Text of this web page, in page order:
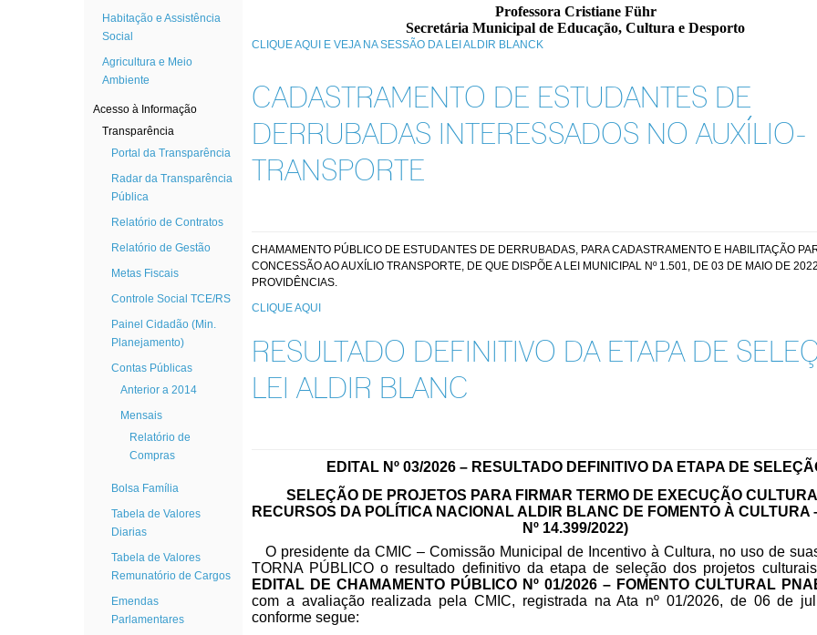
Habitação e Assistência
Social
Agricultura e Meio
Ambiente
Acesso à Informação
Transparência
Portal da Transparência
Radar da Transparência
Pública
Relatório de Contratos
Relatório de Gestão
Metas Fiscais
Controle Social TCE/RS
Painel Cidadão (Min.
Planejamento)
Contas Públicas
Anterior a 2014
Mensais
Relatório de
Compras
Bolsa Família
Tabela de Valores
Diarias
Tabela de Valores
Remunatório de Cargos
Emendas
Parlamentares
Professora Cristiane Führ
Secretária Municipal de Educação, Cultura e Desporto
CLIQUE AQUI E VEJA NA SESSÃO DA LEI ALDIR BLANCK
CADASTRAMENTO DE ESTUDANTES DE
DERRUBADAS INTERESSADOS NO AUXÍLIO-
TRANSPORTE
CHAMAMENTO PÚBLICO DE ESTUDANTES DE DERRUBADAS, PARA CADASTRAMENTO E HABILITAÇÃO
CONCESSÃO AO AUXÍLIO TRANSPORTE, DE QUE DISPÕE A LEI MUNICIPAL Nº 1.501, DE 03 DE MAIO DE
PROVIDÊNCIAS.
CLIQUE AQUI
RESULTADO DEFINITIVO DA ETAPA DE
LEI ALDIR BLANC
EDITAL Nº 03/2026 – RESULTADO DEFINITIVO DA ETAPA DE
SELEÇÃO DE PROJETOS PARA FIRMAR TERMO DE EXECUÇÃO
RECURSOS DA POLÍTICA NACIONAL ALDIR BLANC DE FOMENTO À CULTURA
Nº 14.399/2022)
O presidente da CMIC – Comissão Municipal de Incentivo à Cultura, no uso de
TORNA PÚBLICO o resultado definitivo da etapa de seleção dos projetos
EDITAL DE CHAMAMENTO PÚBLICO Nº 01/2026 – FOMENTO CULTURAL
com a avaliação realizada pela CMIC, registrada na Ata nº 01/2026, de 06 de
conforme segue: